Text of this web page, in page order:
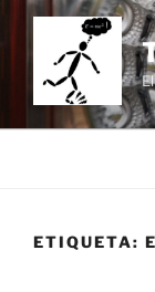
Saltar
contenido
ETIQUETA: